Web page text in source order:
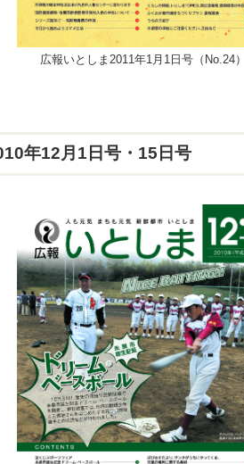
広報いとしま2011年1月1日号（No.24）
年12月1日号・15日号